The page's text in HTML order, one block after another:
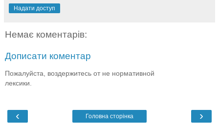
Надати доступ
Немає коментарів:
Дописати коментар
Пожалуйста, воздержитесь от не нормативной
лексики.
‹ ›
Головна сторінка